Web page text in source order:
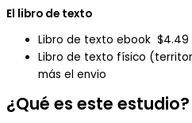
El libro de texto
Libro de texto ebook $4.49
Libro de texto físico
más el envio
¿Qué es este estudio?